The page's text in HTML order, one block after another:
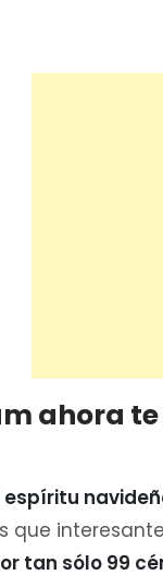
ahora
espíritu
que
tan sólo 99